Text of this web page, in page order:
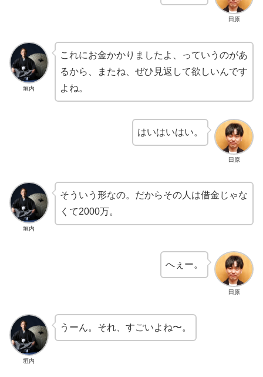
田原
垣内
これにお金かかりましたよ、っていうのがあ
るから、またね、ぜひ見返して欲しいんです
よね。
田原
はいはいはい。
垣内
そういう形なの。だからその人は借金じゃな
くて2000万。
田原
へぇー。
垣内
うーん。それ、すごいよね〜。